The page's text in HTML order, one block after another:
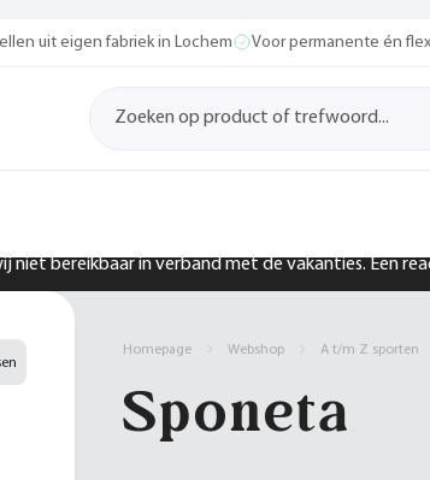
niet bereikbaar in verband met de vakanties. Een
uit eigen fabriek in Lochem Voor permanente én
Homepage Webshop A t/m Z sporten
Sponeta